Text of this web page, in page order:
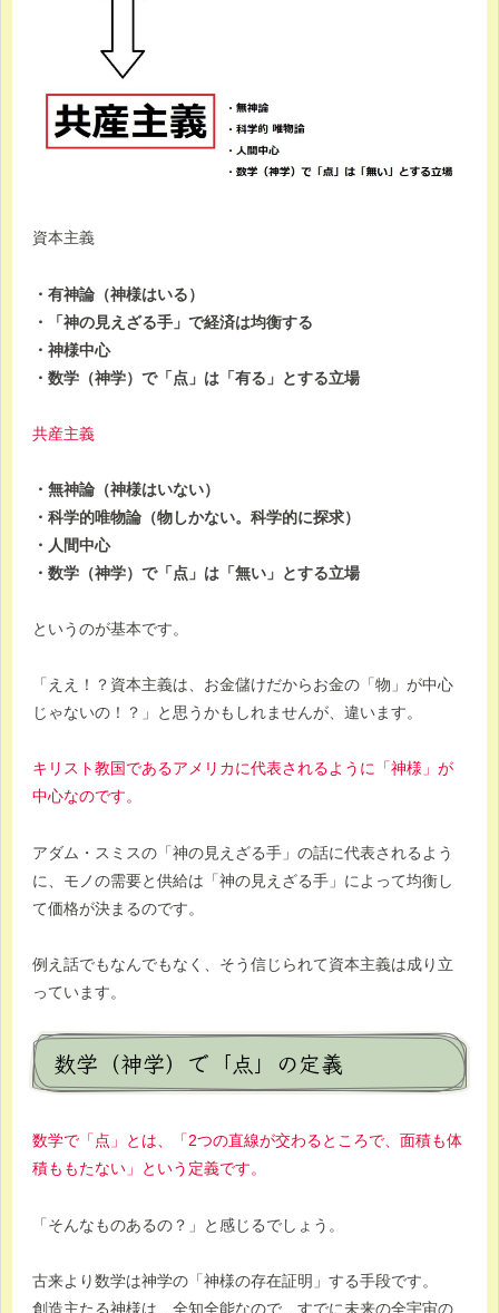
資本主義
・有神論（神様はいる）
・「神の見えざる手」で経済は均衡する
・神様中心
・数学（神学）で「点」は「有る」とする立場
共産主義
・無神論（神様はいない）
・科学的唯物論（物しかない。科学的に探求）
・人間中心
・数学（神学）で「点」は「無い」とする立場
というのが基本です。
「ええ！？資本主義は、お金儲けだからお金の「物」が中心
じゃないの！？」と思うかもしれませんが、違います。
キリスト教国であるアメリカに代表されるように「神様」が
中心なのです。
アダム・スミスの「神の見えざる手」の話に代表されるよう
に、モノの需要と供給は「神の見えざる手」によって均衡し
て価格が決まるのです。
例え話でもなんでもなく、そう信じられて資本主義は成り立
っています。
数学（神学）で「点」の定義
数学で「点」とは、「2つの直線が交わるところで、面積も体
積ももたない」という定義です。
「そんなものあるの？」と感じるでしょう。
古来より数学は神学の「神様の存在証明」する手段です。
創造主たる神様は、全知全能なので、すでに未来の全宇宙の